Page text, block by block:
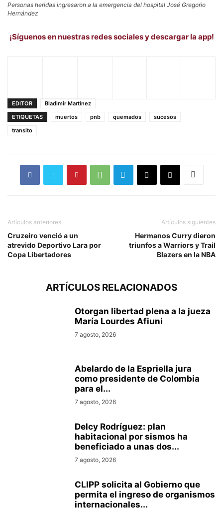
Personas heridas ingresaron a la emergencia del hospital José Gregorio
Hernández
¡Síguenos en nuestras redes sociales y descargar la app!
EDITOR
Bladimir Martínez
ETIQUETAS
muertos pnb quemados
sucesos
transito
Artículos anteriores
Cruzeiro venció a un
atrevido Deportivo Lara por
Copa Libertadores
Artículos siguientes
Hermanos Curry dieron
triunfos a Warriors y Trail
Blazers en la NBA
ARTÍCULOS RELACIONADOS
Otorgan libertad plena a la jueza
María Lourdes Afiuni
7 agosto, 2026
Abelardo de la Espriella jura
como presidente de Colombia
para el...
7 agosto, 2026
Delcy Rodríguez: plan
habitacional por sismos ha
beneficiado a unas dos...
7 agosto, 2026
CLIPP solicita al Gobierno que
permita el ingreso de organismos
internacionales...